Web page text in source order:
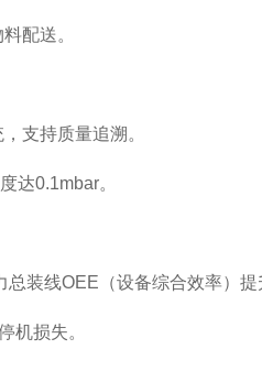
配送。
支持质量追溯。
达0.1mbar。
装线OEE（设备综合效率）提
机损失。